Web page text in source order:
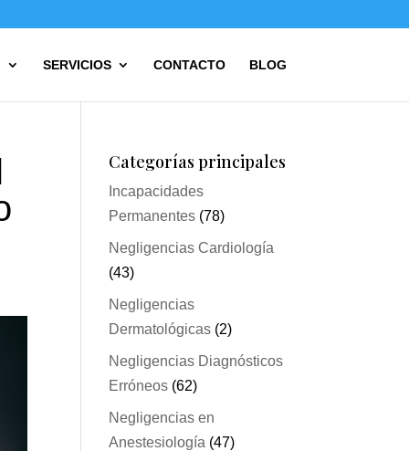
SERVICIOS CONTACTO BLOG
Categorías principales
Incapacidades
Permanentes (78)
Negligencias Cardiología
(43)
Negligencias
Dermatológicas (2)
Negligencias Diagnósticos
Erróneos (62)
Negligencias en
Anestesiología (47)